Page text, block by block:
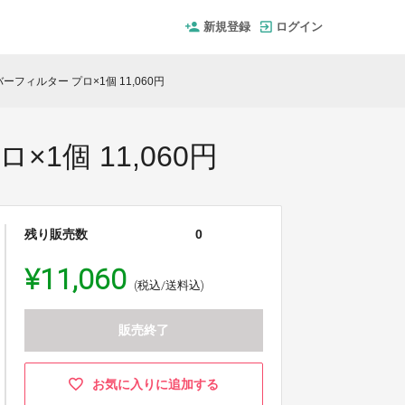
新規登録 ログイン
フィルター プロ×1個 11,060円
×1個 11,060円
残り販売数 0
¥11,060 (税込/送料込)
販売終了
お気に入りに追加する